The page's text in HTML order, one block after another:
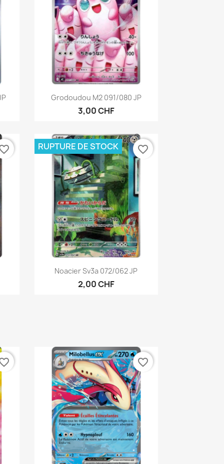
Aperçu rapide
Grodoudou M2 091/080 JP
3,00 CHF
Aperçu rapide
Noacier Sv3a 072/062 JP
2,00 CHF
RUPTURE DE STOCK favorite_border
favorite_border